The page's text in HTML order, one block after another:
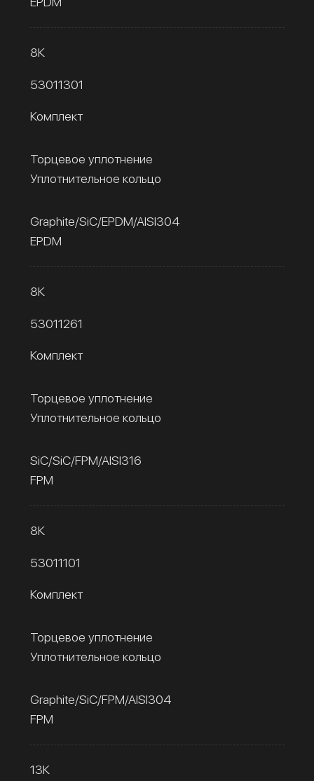
8К
53011301
Комплект
Торцевое уплотнение
Уплотнительное кольцо
Graphite/SiC/EPDM/AISI304
EPDM
8К
53011261
Комплект
Торцевое уплотнение
Уплотнительное кольцо
SiC/SiC/FPM/AISI316
FPM
8К
53011101
Комплект
Торцевое уплотнение
Уплотнительное кольцо
Graphite/SiC/FPM/AISI304
FPM
13К